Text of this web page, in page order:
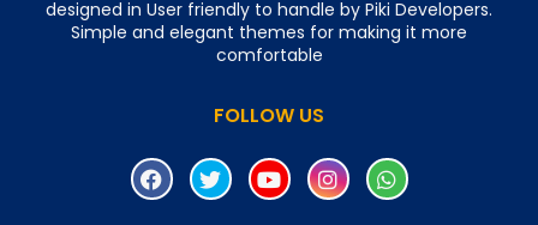
designed in User friendly to handle by Piki Developers.
Simple and elegant themes for making it more
comfortable
FOLLOW US